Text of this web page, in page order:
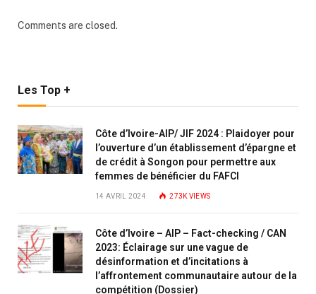
Comments are closed.
Les Top +
Côte d’Ivoire-AIP/ JIF 2024 : Plaidoyer pour
l’ouverture d’un établissement d’épargne et
de crédit à Songon pour permettre aux
femmes de bénéficier du FAFCI
14 AVRIL 2024 273K VIEWS
Côte d’Ivoire – AIP – Fact-checking / CAN
2023: Éclairage sur une vague de
désinformation et d’incitations à
l’affrontement communautaire autour de la
compétition (Dossier)